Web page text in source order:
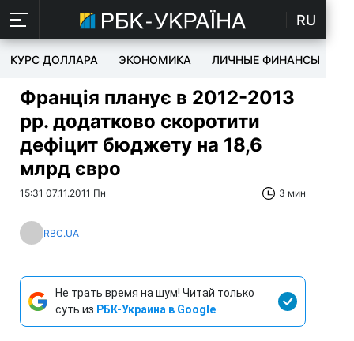
RU
КУРС ДОЛЛАРА ЭКОНОМИКА ЛИЧНЫЕ ФИНАНСЫ
Франція планує в 2012-2013
рр. додатково скоротити
дефіцит бюджету на 18,6
млрд євро
15:31 07.11.2011 Пн 3 мин
RBC.UA
Не трать время на шум! Читай только
суть из РБК-Украина в Google